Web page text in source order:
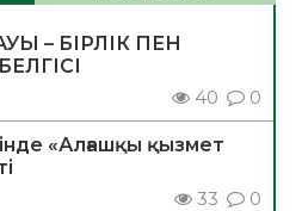
– БІРЛІК ПЕН
40 0
«Алғашқы қызмет
33 0